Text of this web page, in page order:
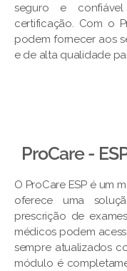
seguro e
certificação. Com o
podem fornecer aos
e de alta qualidade
ProCare -
O ProCare ESP é um
oferece uma
prescrição de
médicos podem
sempre atualizados
módulo é